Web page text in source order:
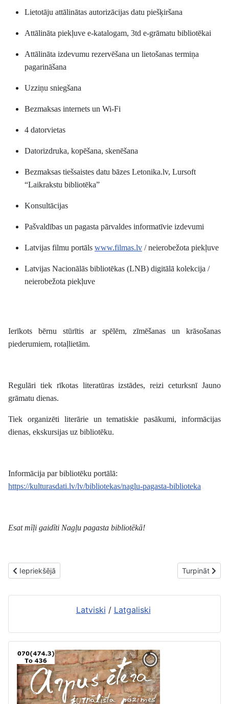
Lietotāju attālinātas autorizācijas datu piešķiršana
Attālināta piekļuve e-katalogam, 3td e-grāmatu bibliotēkai
Attālināta izdevumu rezervēšana un lietošanas termiņa
pagarināšana
Uzziņu sniegšana
Bezmaksas internets un Wi-Fi
4 datorvietas
Datorizdruka, kopēšana, skenēšana
Bezmaksas tiešsaistes datu bāzes Letonika.lv, Lursoft
“Laikrakstu bibliotēka”
Konsultācijas
Pašvaldības un pagasta pārvaldes informatīvie izdevumi
Latvijas filmu portāls www.filmas.lv / neierobežota piekļuve
Latvijas Nacionālās bibliotēkas (LNB) digitālā kolekcija /
neierobežota piekļuve
Ierīkots bērnu stūrītis ar spēlēm, zīmēšanas un krāsošanas
piederumiem, rotaļlietām.
Regulāri tiek rīkotas literatūras izstādes, reizi ceturksnī Jauno
grāmatu dienas.
Tiek organizēti literārie un tematiskie pasākumi, informācijas
dienas, ekskursijas uz bibliotēku.
Informācija par bibliotēku portālā:
https://kulturasdati.lv/lv/bibliotekas/naglu-pagasta-biblioteka
Esat mīļi gaidīti Nagļu pagasta bibliotēkā!
Iepriekšējais raksts: Par Čornajas pagasta bibliotēkas Rāznas
Iepriekšējā Nākamais
Turpināt
Latviski / Latgaliski